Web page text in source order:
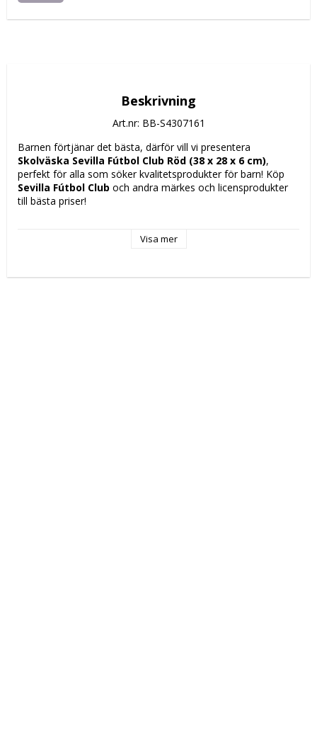
Beskrivning
Art.nr: BB-S4307161
Skolväska Sevilla Fútbol Club Röd (38 x 28 x 6 cm),
Sevilla Fútbol Club och andra märkes och licensprodukter
till bästa priser!
Avtagbart foder
Visa mer